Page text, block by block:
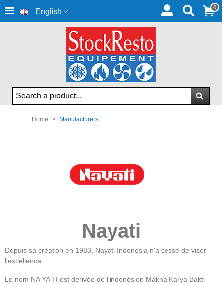
English 0
Home > Manufacturers
Nayati
Depuis sa création en 1983, Nayati Indonesia n'a cessé de viser
l'excellence.
Le nom NA YA TI est dérivée de l'indonésien Makna Karya Bakti